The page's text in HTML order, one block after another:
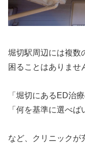
堀切駅周辺には複数
困ることはありませ
「堀切にあるED治
「何を基準に選べば
など、クリニックが